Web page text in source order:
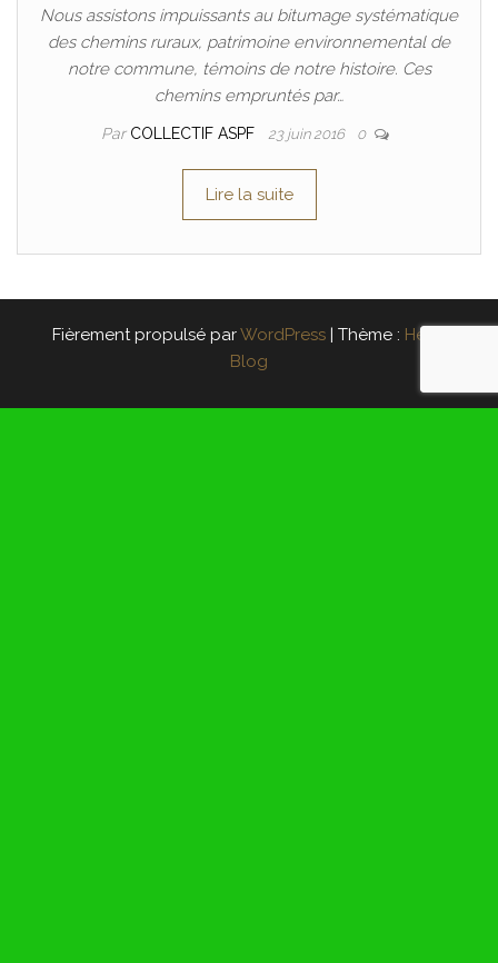
Nous assistons impuissants au bitumage systématique
des chemins ruraux, patrimoine environnemental de
notre commune, témoins de notre histoire. Ces
chemins empruntés par…
Par COLLECTIF ASPF 23 juin 2016 0
Lire la suite
Fièrement propulsé parWordPress | Thème : Head
Blog